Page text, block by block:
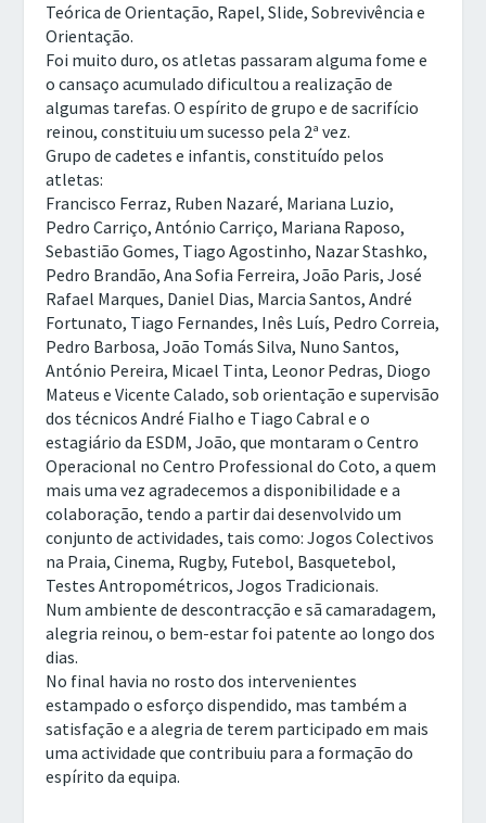
Teórica de Orientação, Rapel, Slide, Sobrevivência e
Orientação.
Foi muito duro, os atletas passaram alguma fome e
o cansaço acumulado dificultou a realização de
algumas tarefas. O espírito de grupo e de sacrifício
reinou, constituiu um sucesso pela 2ª vez.
Grupo de cadetes e infantis, constituído pelos
atletas:
Francisco Ferraz, Ruben Nazaré, Mariana Luzio,
Pedro Carriço, António Carriço, Mariana Raposo,
Sebastião Gomes, Tiago Agostinho, Nazar Stashko,
Pedro Brandão, Ana Sofia Ferreira, João Paris, José
Rafael Marques, Daniel Dias, Marcia Santos, André
Fortunato, Tiago Fernandes, Inês Luís, Pedro Correia,
Pedro Barbosa, João Tomás Silva, Nuno Santos,
António Pereira, Micael Tinta, Leonor Pedras, Diogo
Mateus e Vicente Calado, sob orientação e supervisão
dos técnicos André Fialho e Tiago Cabral e o
estagiário da ESDM, João, que montaram o Centro
Operacional no Centro Professional do Coto, a quem
mais uma vez agradecemos a disponibilidade e a
colaboração, tendo a partir dai desenvolvido um
conjunto de actividades, tais como: Jogos Colectivos
na Praia, Cinema, Rugby, Futebol, Basquetebol,
Testes Antropométricos, Jogos Tradicionais.
Num ambiente de descontracção e sã camaradagem,
alegria reinou, o bem-estar foi patente ao longo dos
dias.
No final havia no rosto dos intervenientes
estampado o esforço dispendido, mas também a
satisfação e a alegria de terem participado em mais
uma actividade que contribuiu para a formação do
espírito da equipa.